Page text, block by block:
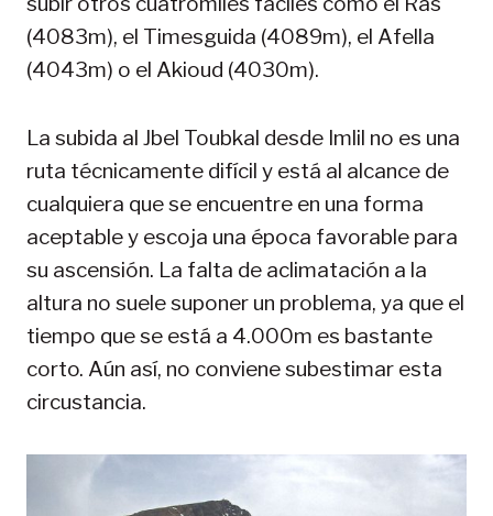
(4083m), el Timesguida (4089m), el Afella
(4043m) o el Akioud (4030m).
La subida al Jbel Toubkal desde Imlil no es una
ruta técnicamente difícil y está al alcance de
cualquiera que se encuentre en una forma
aceptable y escoja una época favorable para
su ascensión. La falta de aclimatación a la
altura no suele suponer un problema, ya que el
tiempo que se está a 4.000m es bastante
corto. Aún así, no conviene subestimar esta
circustancia.